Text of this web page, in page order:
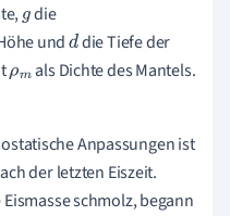
gdie
undddie Tiefe der
ρ
als Dichte des Mantels.
Anpassungen ist
der letzten Eiszeit.
schmolz, begann